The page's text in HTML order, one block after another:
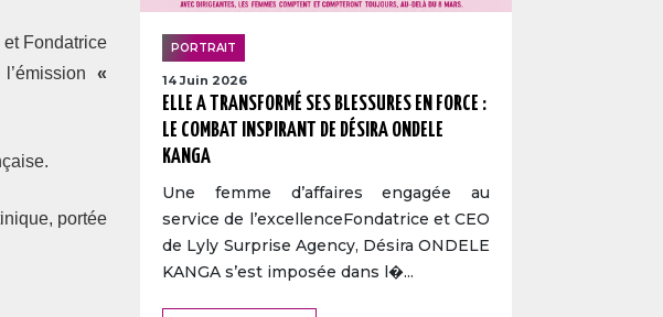
et Fondatrice
«
portée
PORTRAIT
14 Juin 2026
ELLE A TRANSFORMÉ SES BLESSURES EN FORCE :
LE COMBAT INSPIRANT DE DÉSIRA ONDELE
KANGA
Une femme d’affaires engagée au
service de l’excellenceFondatrice et CEO
de Lyly Surprise Agency, Désira ONDELE
KANGA s’est imposée dans l�...